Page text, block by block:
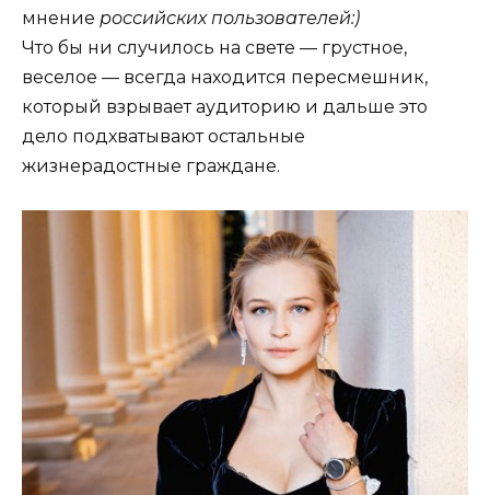
мнение российских пользователей:)
Что бы ни случилось на свете — грустное,
веселое — всегда находится пересмешник,
который взрывает аудиторию и дальше это
дело подхватывают остальные
жизнерадостные граждане.